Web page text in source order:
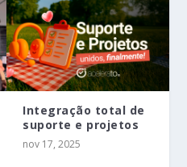
Integração total de
suporte e projetos
nov 17, 2025